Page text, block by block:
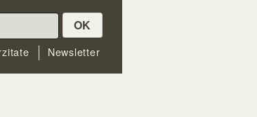
OK
Newsletter